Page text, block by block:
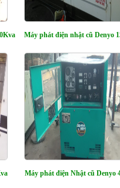
Máy phát điện nhật cũ Denyo
Máy phát điện Nhật cũ Denyo